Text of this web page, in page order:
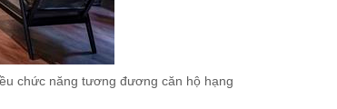
chức năng tương đương căn hộ hạng